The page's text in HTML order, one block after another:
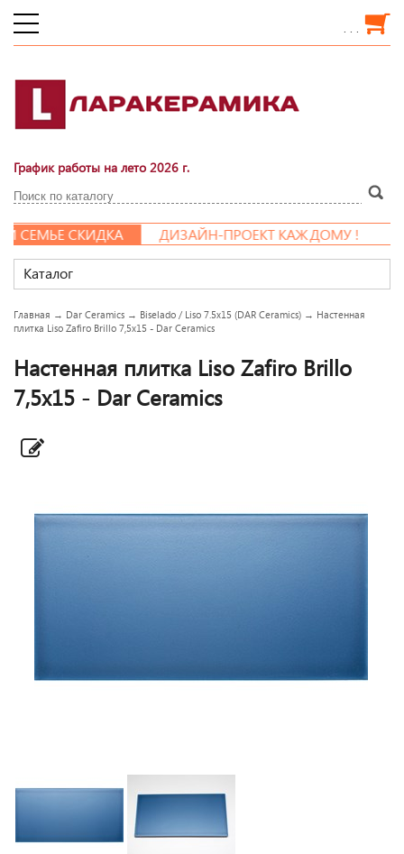
. . .
График работы на лето 2026 г.
СКИДКА
ДИЗАЙН-ПРОЕКТ КАЖДОМУ !
Каталог
Главная → Dar Ceramics → Biselado / Liso 7.5x15 (DAR Ceramics) → Настенная
плитка Liso Zafiro Brillo 7,5x15 - Dar Ceramics
Настенная плитка Liso Zafiro Brillo
7,5x15 - Dar Ceramics